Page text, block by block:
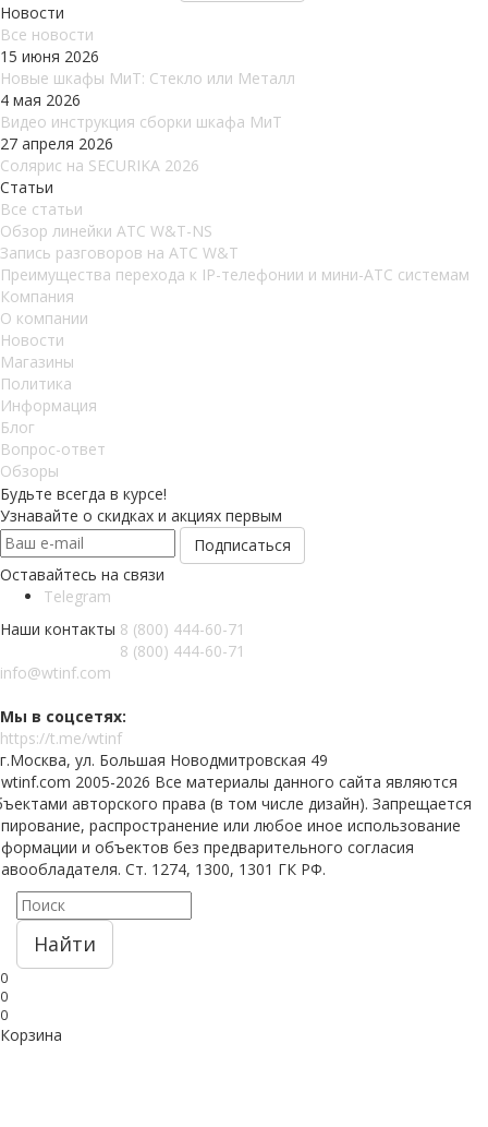
Новости
Все новости
15 июня 2026
Новые шкафы МиТ: Стекло или Металл
4 мая 2026
Видео инструкция сборки шкафа МиТ
27 апреля 2026
Солярис на SECURIKA 2026
Статьи
Все статьи
Обзор линейки АТС W&T-NS
Запись разговоров на АТС W&T
Преимущества перехода к IP-телефонии и мини-АТС системам
Компания
О компании
Новости
Магазины
Политика
Информация
Блог
Вопрос-ответ
Обзоры
Будьте всегда в курсе!
Узнавайте о скидках и акциях первым
Оставайтесь на связи
Telegram
Наши контакты 8 (800) 444-60-71
8 (800) 444-60-71
info@wtinf.com
Мы в соцсетях:
https://t.me/wtinf
г.Москва, ул. Большая Новодмитровская 49
2005-2026 Все материалы данного сайта являются
авторского права (в том числе дизайн). Запрещается
распространение или любое иное использование
и объектов без предварительного согласия
Ст. 1274, 1300, 1301 ГК РФ.
Найти
0
0
0
Корзина